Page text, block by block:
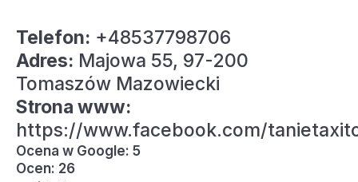
Telefon: +48537798706
Adres: Majowa 55, 97-200
Tomaszów Mazowiecki
Strona www:
https://www.facebook.com/
Ocena w Google: 5
Ocen: 26